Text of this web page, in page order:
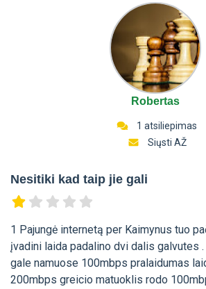
Robertas
1 atsiliepimas
Siųsti AŽ
Nesitiki kad taip jie gali
1 Pajungė internetą per Kaimynus tuo
įvadini laida padalino dvi dalis galvutes
gale namuose 100mbps pralaidumas
200mbps greicio matuoklis rodo